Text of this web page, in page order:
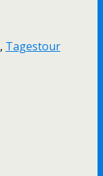
, Tagestour